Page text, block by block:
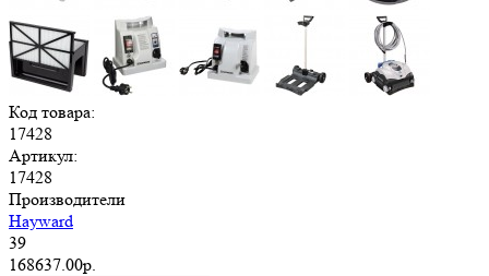
Код товара:
17428
Артикул:
17428
Производители
Hayward
39
168637.00р.